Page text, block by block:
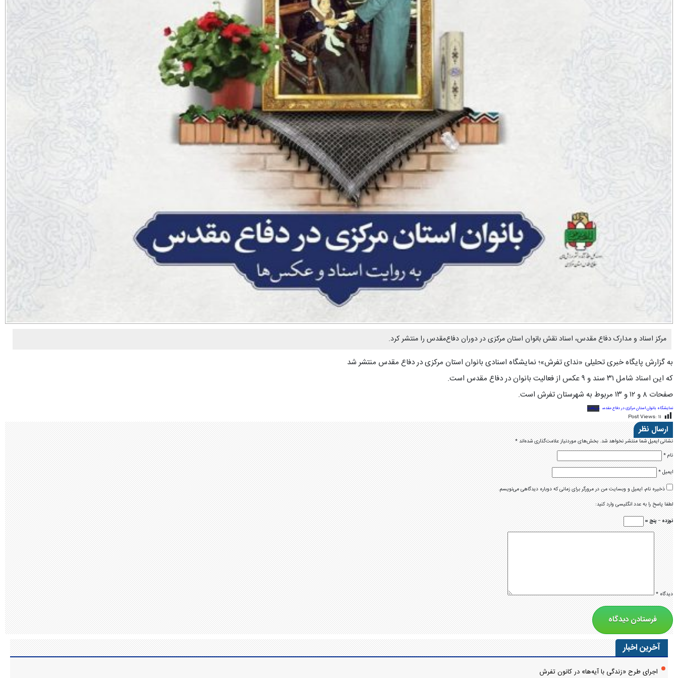
مرکز اسناد و مدارک دفاع مقدس، اسناد نقش بانوان استان مرکزی در دوران دفاع‌مقدس را منتشر کرد.
به گزارش پایگاه خبری تحلیلی «ندای تفرش»؛ نمایشگاه اسنادی بانوان استان مرکزی در دفاع مقدس منتشر شد
که این اسناد شامل ۳۱ سند و ۹ عکس از فعالیت بانوان در دفاع مقدس است.
صفحات ۸ و ۱۲ و ۱۳ مربوط به شهرستان تفرش است.
نمایشگاه بانوان استان مرکزی در دفاع مقدس دریافت
Post Views: ۱۱
ارسال نظر
نشانی ایمیل شما منتشر نخواهد شد.بخش‌های موردنیاز علامت‌گذاری شده‌اند*
نام*
ایمیل*
ذخیره نام، ایمیل و وبسایت من در مرورگر برای زمانی که دوباره دیدگاهی می‌نویسم.
لطفا پاسخ را به عدد انگلیسی وارد کنید:
نوزده − پنج =
دیدگاه*
آخرین اخبار
اجرای طرح «زندگی با آیه‌ها» در کانون تفرش